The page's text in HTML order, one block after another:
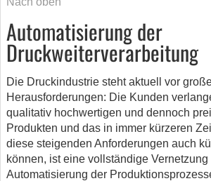
Automatisierung der
Druckweiterverarbeitung
Die Druckindustrie steht aktuell vor
Herausforderungen: Die Kunden
qualitativ hochwertigen und dennoch
Produkten und das in immer kürzeren
diese steigenden Anforderungen auch
können, ist eine vollständige Vernetzung
Automatisierung der